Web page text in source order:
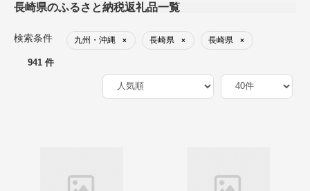
長崎県のふるさと納税返礼品一覧
検索条件 九州・沖縄 × 長崎県 × 長崎県 ×
941 件